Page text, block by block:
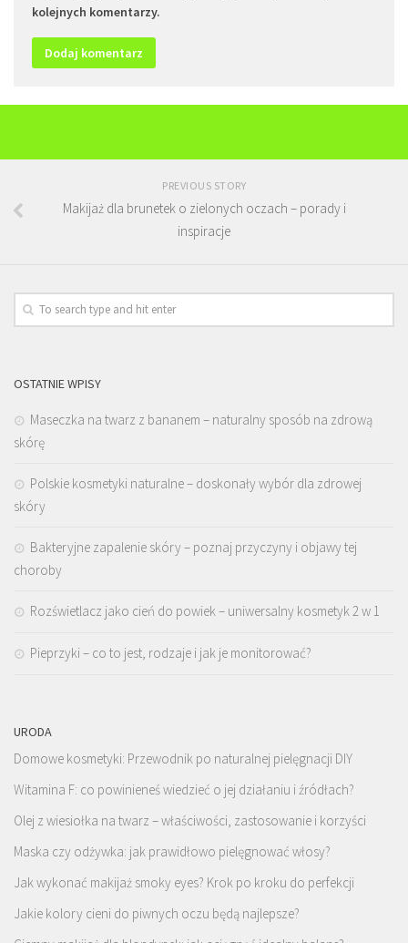
kolejnych komentarzy.
PREVIOUS STORY
Makijaż dla brunetek o zielonych oczach – porady i
inspiracje
OSTATNIE WPISY
Maseczka na twarz z bananem – naturalny sposób na zdrową
skórę
Polskie kosmetyki naturalne – doskonały wybór dla zdrowej
skóry
Bakteryjne zapalenie skóry – poznaj przyczyny i objawy tej
choroby
Rozświetlacz jako cień do powiek – uniwersalny kosmetyk 2 w 1
Pieprzyki – co to jest, rodzaje i jak je monitorować?
URODA
Domowe kosmetyki: Przewodnik po naturalnej pielęgnacji DIY
Witamina F: co powinieneś wiedzieć o jej działaniu i źródłach?
Olej z wiesiołka na twarz – właściwości, zastosowanie i korzyści
Maska czy odżywka: jak prawidłowo pielęgnować włosy?
Jak wykonać makijaż smoky eyes? Krok po kroku do perfekcji
Jakie kolory cieni do piwnych oczu będą najlepsze?